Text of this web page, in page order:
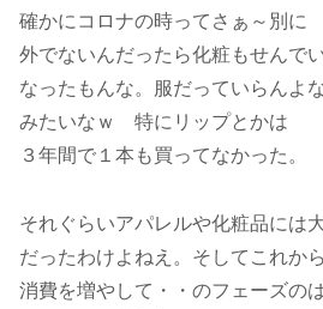
確かにコロナの時ってさぁ～別に
外でないんだったら化粧もせんで
なったもんな。服だっていらんよ
みたいなｗ 特にリップとかは
３年間で１本も買ってなかった。
それぐらいアパレルや化粧品には
だったわけよねえ。そしてこれから
消費を増やして・・のフェーズの